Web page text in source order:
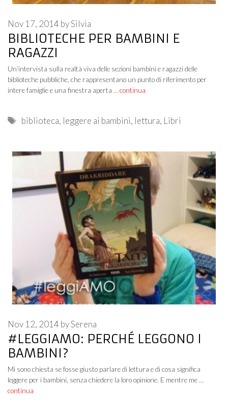
BIBLIOTECHE PER BAMBINI E
RAGAZZI
Nov 17, 2014 bySilvia
Un’intervista sulla realtà viva delle sezioni bambini e ragazzi delle
biblioteche pubbliche, che rappresentano un punto di riferimento per
intere famiglie e una finestra aperta … continua
Tags
biblioteca, leggere ai bambini, lettura, Libri
#LEGGIAMO: PERCHÉ LEGGONO I
BAMBINI?
Nov 12, 2014 bySerena
Mi sono chiesta se fosse giusto parlare di lettura e di cosa significa
leggere per i bambini, senza chiedere la loro opinione. E mentre me …
continua